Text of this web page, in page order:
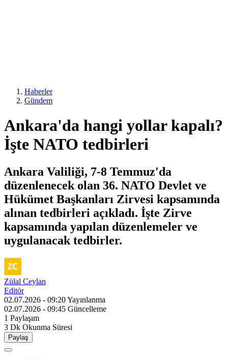
Haberler
Gündem
Ankara'da hangi yollar kapalı?
İşte NATO tedbirleri
Ankara Valiliği, 7-8 Temmuz'da
düzenlenecek olan 36. NATO Devlet ve
Hükümet Başkanları Zirvesi kapsamında
alınan tedbirleri açıkladı. İşte Zirve
kapsamında yapılan düzenlemeler ve
uygulanacak tedbirler.
Zülal Ceylan
Editör
02.07.2026 - 09:20Yayınlanma
02.07.2026 - 09:45 Güncelleme
1 Paylaşım
3 Dk Okunma Süresi
Paylaş